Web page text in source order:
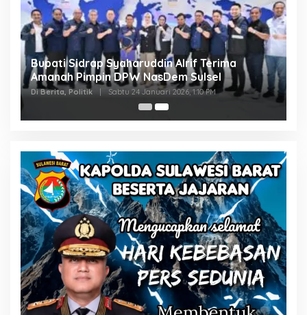
Bupati Sidrap Syaharuddin Alrif Terima
Amanah Pimpin DPW NasDem Sulsel
Di Berita, Politik | Sabtu 24 Januari 2026, 1:10 PM